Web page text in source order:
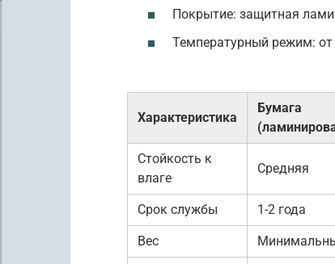
Покрытие: защитная
Температурный режим: от
Характеристика
Бумага
Стойкость к
влаге
Средняя
Срок службы 1-2 года
Вес